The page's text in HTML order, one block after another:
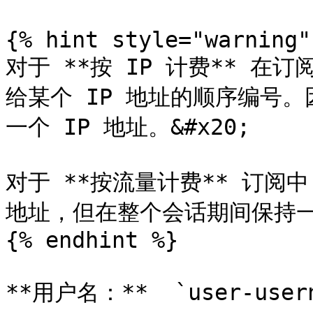
{% hint style="warning"
对于 **按 IP 计费** 在订阅
给某个 IP 地址的顺序编号
一个 IP 地址。&#x20;
对于 **按流量计费** 订阅
地址，但在整个会话期间保持
{% endhint %}
**用户名：**  `user-